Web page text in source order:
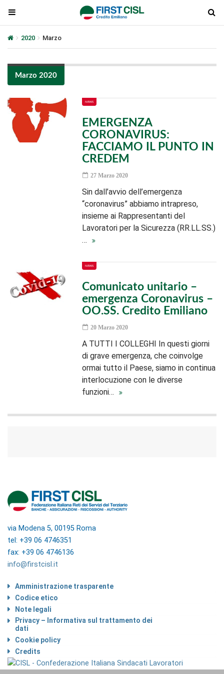
2020 Marzo
Marzo 2020
NEWS
EMERGENZA
CORONAVIRUS:
FACCIAMO IL PUNTO IN
CREDEM
27 Marzo 2020
Sin dall’avvio dell’emergenza
“coronavirus” abbiamo intrapreso,
insieme ai Rappresentanti del
Lavoratori per la Sicurezza (RR.LL.SS.)
…
NEWS
Comunicato unitario –
emergenza Coronavirus –
OO.SS. Credito Emiliano
20 Marzo 2020
A TUTTI I COLLEGHI In questi giorni
di grave emergenza, che coinvolge
ormai tutto il Paese, siamo in continua
interlocuzione con le diverse
funzioni…
via Modena 5, 00195 Roma
tel: +39 06 4746351
fax: +39 06 4746136
info@firstcisl.it
Amministrazione trasparente
Codice etico
Note legali
Privacy – Informativa sul trattamento dei
dati
Cookie policy
Credits